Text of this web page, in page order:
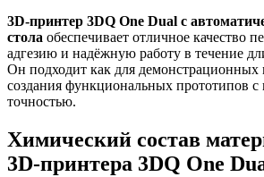
3D-принтер 3DQ One Dual с
стола обеспечивает отличное качество
адгезию и надёжную работу в течение
Он подходит как для демонстрационных
создания функциональных прототипов
точностью.
Химический состав
3D-принтера 3DQ One